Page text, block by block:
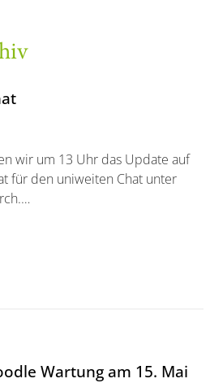
wir um 13 Uhr das Update auf
für den uniweiten Chat unter
Wartung am 15. Mai